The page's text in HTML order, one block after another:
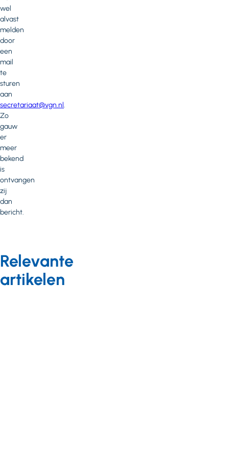
wel
alvast
melden
door
een
mail
te
sturen
aan
secretariaat@vgn.nl.
Zo
gauw
er
meer
bekend
is
ontvangen
zij
dan
bericht.
Relevante
artikelen